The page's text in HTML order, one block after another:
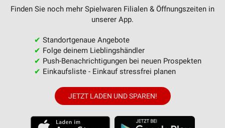
Finden Sie noch mehr Spielwaren Filialen & Öffnungszeiten in
unserer App.
✔ Standortgenaue Angebote
✔ Folge deinem Lieblingshändler
✔ Push-Benachrichtigungen bei neuen Prospekten
✔ Einkaufsliste - Einkauf stressfrei planen
JETZT LADEN UND SPAREN!